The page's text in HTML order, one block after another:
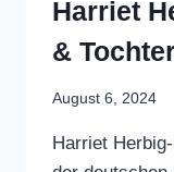
BLOG
Harriet
Eltern &